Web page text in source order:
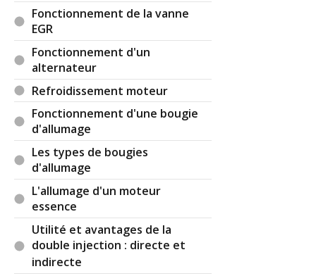
Fonctionnement de la vanne
EGR
Fonctionnement d'un
alternateur
Refroidissement moteur
Fonctionnement d'une bougie
d'allumage
Les types de bougies
d'allumage
L'allumage d'un moteur
essence
Utilité et avantages de la
double injection : directe et
indirecte